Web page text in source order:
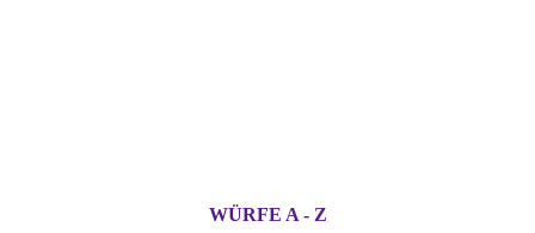
WÜRFE A - Z